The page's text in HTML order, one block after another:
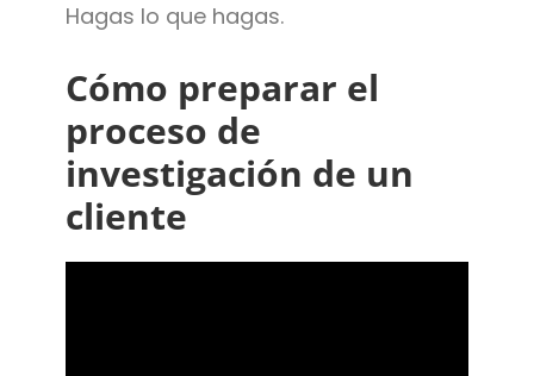
Hagas lo que hagas.
Cómo preparar el
proceso de
investigación de un
cliente